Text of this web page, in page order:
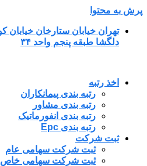
پرش به محتوا
دلگشا طبقه پنجم واحد ۳۴
اخذ رتبه
رتبه بندی پیمانکاران
رتبه بندی مشاور
رتبه بندی انفورماتیک
رتبه بندی Epc
ثبت شرکت
ثبت شرکت سهامی عام
ثبت شرکت سهامی خاص